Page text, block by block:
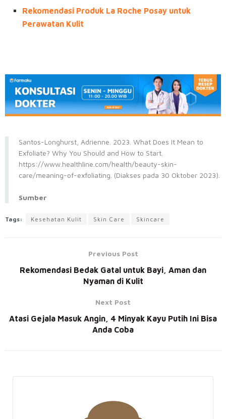
Rekomendasi Produk La Roche Posay untuk
Perawatan Kulit
Santos-Longhurst, Adrienne. 2023. What Does It Mean to
Exfoliate? Why You Should and How to Start.
https://www.healthline.com/health/beauty-skin-
care/meaning-of-exfoliating. (Diakses pada 30 Oktober 2023).
Sumber
Tags: Kesehatan Kulit Skin Care Skincare
Previous Post
Rekomendasi Bedak Gatal untuk Bayi, Aman dan
Nyaman di Kulit
Next Post
Atasi Gejala Masuk Angin, 4 Minyak Kayu Putih Ini Bisa
Anda Coba